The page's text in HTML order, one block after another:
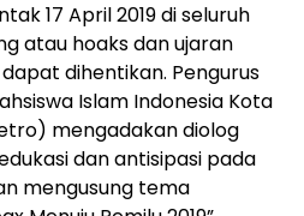
17 April 2019 di seluruh
atau hoaks dan ujaran
dihentikan. Pengurus
Islam Indonesia Kota
mengadakan diolog
dan antisipasi pada
mengusung tema